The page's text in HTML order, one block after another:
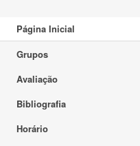
Página Inicial
Grupos
Avaliação
Bibliografia
Horário